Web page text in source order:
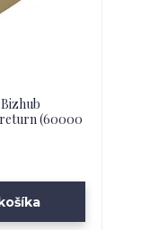
return (60000